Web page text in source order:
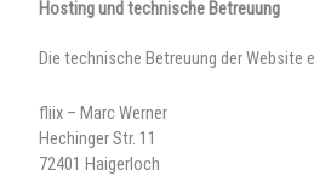
Hosting und technische Betreuung
Die technische Betreuung der Website
fliix – Marc Werner
Hechinger Str. 11
72401 Haigerloch